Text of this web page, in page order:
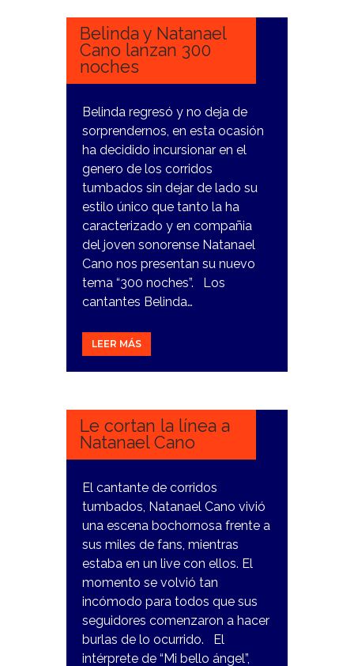
Belinda y Natanael
Cano lanzan 300
noches
Belinda regresó y no deja de
sorprendernos, en esta ocasión
ha decidido incursionar en el
genero de los corridos
tumbados sin dejar de lado su
estilo único que tanto la ha
caracterizado y en compañia
del joven sonorense Natanael
Cano nos presentan su nuevo
tema “300 noches”. Los
cantantes Belinda…
LEER MÁS
24
Le cortan la línea a
Natanael Cano
El cantante de corridos
tumbados, Natanael Cano vivió
una escena bochornosa frente a
sus miles de fans, mientras
estaba en un live con ellos. El
momento se volvió tan
incómodo para todos que sus
seguidores comenzaron a hacer
burlas de lo ocurrido. El
intérprete de “Mi bello ángel”,